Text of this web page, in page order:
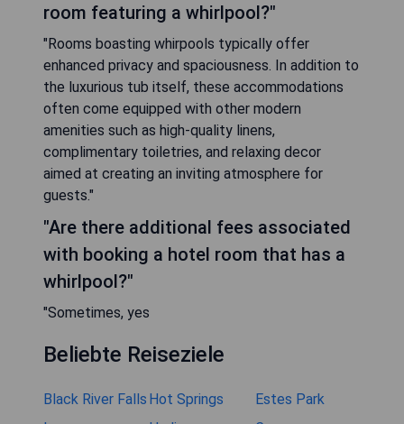
room featuring a whirlpool?"
"Rooms boasting whirpools typically offer
enhanced privacy and spaciousness. In addition to
the luxurious tub itself, these accommodations
often come equipped with other modern
amenities such as high-quality linens,
complimentary toiletries, and relaxing decor
aimed at creating an inviting atmosphere for
guests."
"Are there additional fees associated
with booking a hotel room that has a
whirlpool?"
"Sometimes, yes
Beliebte Reiseziele
Black River Falls Hot Springs
Estes Park